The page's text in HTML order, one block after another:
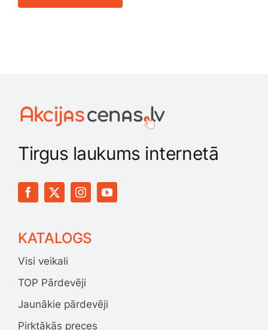
Tirgus laukums internetā
KATALOGS
Visi veikali
TOP Pārdevēji
Jaunākie pārdevēji
Pirktākās preces